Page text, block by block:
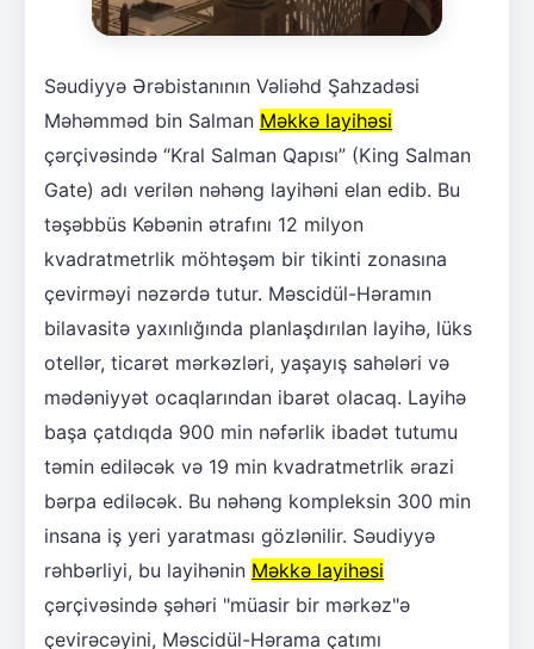
Səudiyyə Ərəbistanının Vəliəhd Şahzadəsi
Məhəmməd bin Salman Məkkə layihəsi
çərçivəsində “Kral Salman Qapısı” (King Salman
Gate) adı verilən nəhəng layihəni elan edib. Bu
təşəbbüs Kəbənin ətrafını 12 milyon
kvadratmetrlik möhtəşəm bir tikinti zonasına
çevirməyi nəzərdə tutur. Məscidül-Həramın
bilavasitə yaxınlığında planlaşdırılan layihə, lüks
otellər, ticarət mərkəzləri, yaşayış sahələri və
mədəniyyət ocaqlarından ibarət olacaq. Layihə
başa çatdıqda 900 min nəfərlik ibadət tutumu
təmin ediləcək və 19 min kvadratmetrlik ərazi
bərpa ediləcək. Bu nəhəng kompleksin 300 min
insana iş yeri yaratması gözlənilir. Səudiyyə
rəhbərliyi, bu layihənin Məkkə layihəsi
çərçivəsində şəhəri "müasir bir mərkəz"ə
çevirəcəyini, Məscidül-Hərama çatımı